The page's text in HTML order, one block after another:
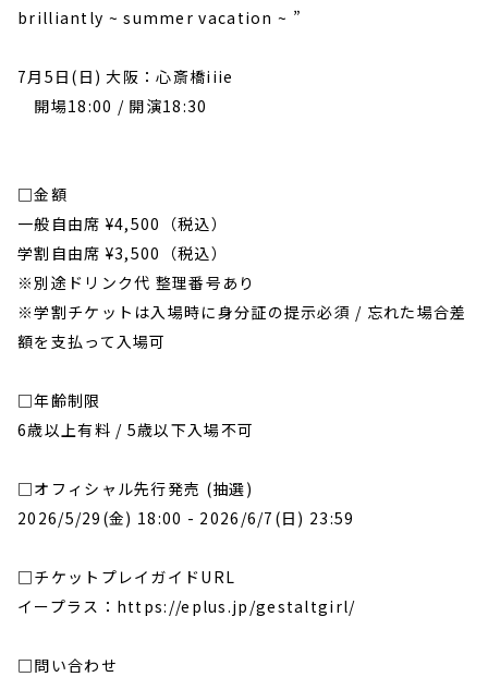
brilliantly ~ summer vacation ~ ”
7月5日(日) 大阪：心斎橋iiie
開場18:00 / 開演18:30
□金額
一般自由席 ¥4,500（税込）
学割自由席 ¥3,500（税込）
※別途ドリンク代 整理番号あり
※学割チケットは入場時に身分証の提示必須 / 忘れた場合差
額を支払って入場可
□年齢制限
6歳以上有料 / 5歳以下入場不可
□オフィシャル先行発売 (抽選)
2026/5/29(金) 18:00 - 2026/6/7(日) 23:59
□チケットプレイガイドURL
イープラス：https://eplus.jp/gestaltgirl/
□問い合わせ